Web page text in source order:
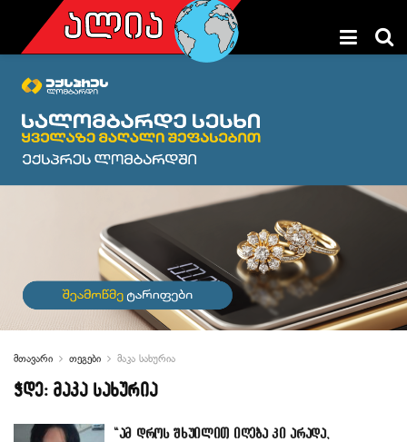
მთავარი თეგები მაკა სახურია
ჭდე: მაკა სახურია
“ამ დროს შხუილით იღება კი არადა,